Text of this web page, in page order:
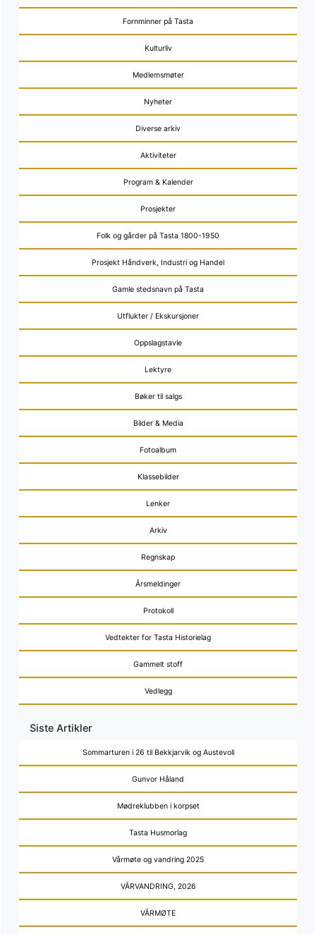
Fornminner på Tasta
Kulturliv
Medlemsmøter
Nyheter
Diverse arkiv
Aktiviteter
Program & Kalender
Prosjekter
Folk og gårder på Tasta 1800-1950
Prosjekt Håndverk, Industri og Handel
Gamle stedsnavn på Tasta
Utflukter / Ekskursjoner
Oppslagstavle
Lektyre
Bøker til salgs
Bilder & Media
Fotoalbum
Klassebilder
Lenker
Arkiv
Regnskap
Årsmeldinger
Protokoll
Vedtekter for Tasta Historielag
Gammelt stoff
Vedlegg
Siste Artikler
Sommarturen i 26 til Bekkjarvik og Austevoll
Gunvor Håland
Mødreklubben i korpset
Tasta Husmorlag
Vårmøte og vandring 2025
VÅRVANDRING, 2026
VÅRMØTE